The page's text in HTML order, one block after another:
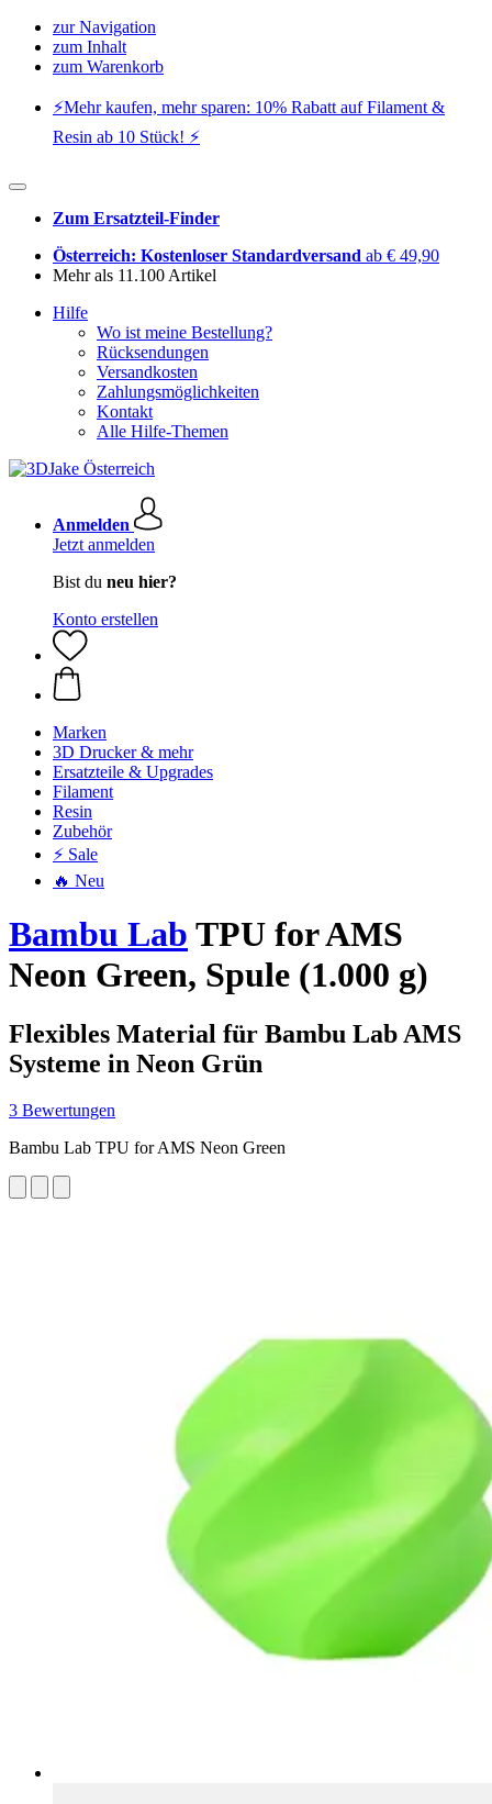
zur Navigation
zum Inhalt
zum Warenkorb
⚡️Mehr kaufen, mehr sparen: 10% Rabatt auf Filament &
Resin ab 10 Stück! ⚡️
Zum Ersatzteil-Finder
Österreich: Kostenloser Standardversand ab € 49,90
Mehr als 11.100 Artikel
Hilfe
Wo ist meine Bestellung?
Rücksendungen
Versandkosten
Zahlungsmöglichkeiten
Kontakt
Alle Hilfe-Themen
Anmelden
Jetzt anmelden
Bist du neu hier?
Konto erstellen
Marken
3D Drucker & mehr
Ersatzteile & Upgrades
Filament
Resin
Zubehör
⚡ Sale
🔥 Neu
Bambu Lab TPU for AMS
Neon Green, Spule (1.000 g)
Flexibles Material für Bambu Lab AMS
Systeme in Neon Grün
3 Bewertungen
Bambu Lab TPU for AMS Neon Green